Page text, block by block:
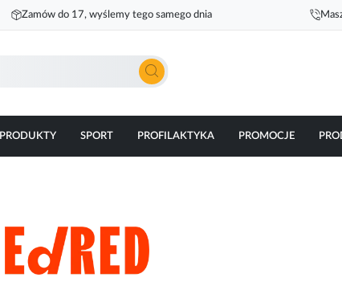
Zamów do 17, wyślemy tego samego dnia
Szukaj
PRODUKTY SPORT PROFILAKTYKA PROMOCJE